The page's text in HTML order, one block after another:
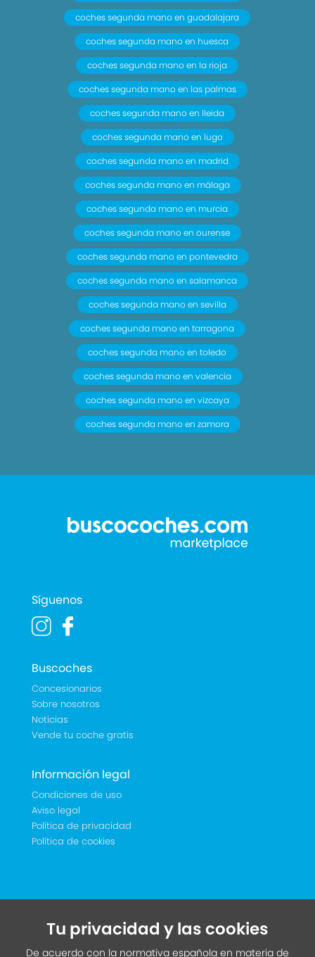
coches segunda mano en guadalajara
coches segunda mano en huesca
coches segunda mano en la rioja
coches segunda mano en las palmas
coches segunda mano en lleida
coches segunda mano en lugo
coches segunda mano en madrid
coches segunda mano en málaga
coches segunda mano en murcia
coches segunda mano en ourense
coches segunda mano en pontevedra
coches segunda mano en salamanca
coches segunda mano en sevilla
coches segunda mano en tarragona
coches segunda mano en toledo
coches segunda mano en valencia
coches segunda mano en vizcaya
coches segunda mano en zamora
Síguenos
Buscoches
Concesionarios
Sobre nosotros
Noticias
Vende tu coche gratis
Información legal
Condiciones de uso
Aviso legal
Política de privacidad
Política de cookies
Tu privacidad y las cookies
De acuerdo con la normativa española en materia de